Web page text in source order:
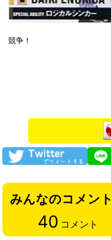
競争！
みんなのコメント
40 コメント